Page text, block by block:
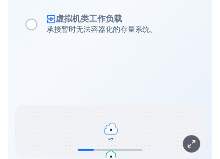
虚拟机类工作负载
承接暂时无法容器化的存量系统。